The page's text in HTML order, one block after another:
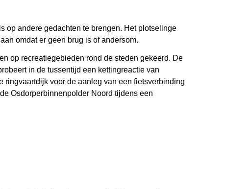
op andere gedachten te brengen. Het plotselinge
omdat er geen brug is of andersom.
op recreatiegebieden rond de steden gekeerd. De
in de tussentijd een kettingreactie van
ringvaartdijk voor de aanleg van een fietsverbinding
Osdorperbinnenpolder Noord tijdens een